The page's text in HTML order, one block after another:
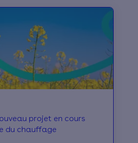
projet en cours
du chauffage